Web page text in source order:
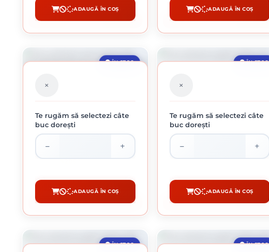
CUMPĂRĂ
ADAUGĂ ÎN COȘ
CUMPĂRĂ
ADAUGĂ ÎN COȘ
ÎN STOC
ROLE ABRAZIVE PE SUPORT DE PÂNZĂ
205.11 lei / buc
CUMPĂRĂ
Te rugăm să selectezi câte
buc dorești
ADAUGĂ ÎN COȘ
ÎN STOC
ROLA ABRAZIVA GRANULATIE 40
110.86 lei / buc
CUMPĂRĂ
Te rugăm să selectezi câte
buc dorești
ADAUGĂ ÎN COȘ
ÎN STOC ÎN STOC